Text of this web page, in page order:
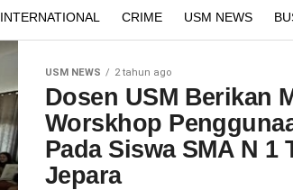
INTERNATIONAL CRIME USM NEWS
USM NEWS 2 tahun ago
Dosen USM Berikan
Worskhop
Pada Siswa SMA N 1
Jepara